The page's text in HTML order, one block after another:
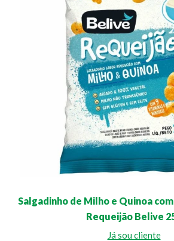
Salgadinho de Milho e Quinoa
Requeijão Belive
Já sou cliente